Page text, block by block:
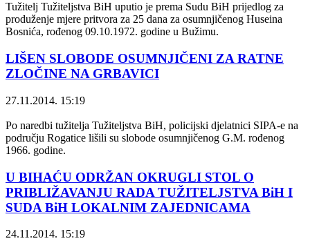
Tužitelj Tužiteljstva BiH uputio je prema Sudu BiH prijedlog za
produženje mjere pritvora za 25 dana za osumnjičenog Huseina
Bosnića, rođenog 09.10.1972. godine u Bužimu.
LIŠEN SLOBODE OSUMNJIČENI ZA RATNE
ZLOČINE NA GRBAVICI
27.11.2014. 15:19
Po naredbi tužitelja Tužiteljstva BiH, policijski djelatnici SIPA-e na
području Rogatice lišili su slobode osumnjičenog G.M. rođenog
1966. godine.
U BIHAĆU ODRŽAN OKRUGLI STOL O
PRIBLIŽAVANJU RADA TUŽITELJSTVA BiH I
SUDA BiH LOKALNIM ZAJEDNICAMA
24.11.2014. 15:19